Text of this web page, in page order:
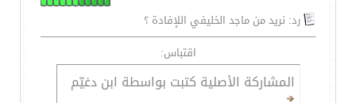
رد: نريد من ماجد الخليفي اللإفادة ؟
اقتباس:
المشاركة الأصلية كتبت بواسطة ابن دغيّم